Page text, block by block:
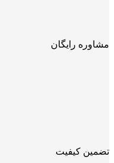
مشاوره رایگان
تضمین کیفیت